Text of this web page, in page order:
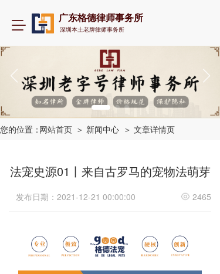
T
g
e
v
i
t
i
n
广东格德律师事务所
深圳本土老牌律师事务所
您的位置：网站首页 ＞ 新闻中心 ＞ 文章详情页
法宠史源01丨来自古罗马的宠物法萌芽
发布日期：2021-12-21 00:00:00 2465